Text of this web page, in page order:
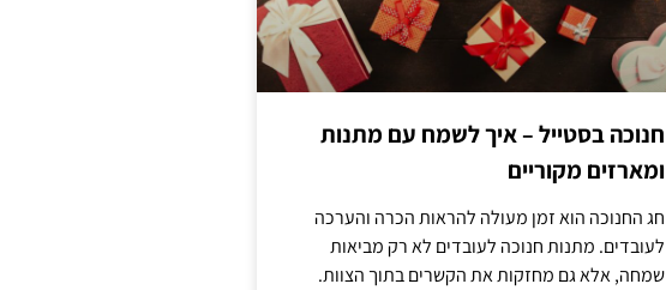
חנוכה בסטייל – איך לשמח עם מתנות
ומארזים מקוריים
חג החנוכה הוא זמן מעולה להראות הכרה והערכה
לעובדים. מתנות חנוכה לעובדים לא רק מביאות
שמחה, אלא גם מחזקות את הקשרים בתוך הצוות.